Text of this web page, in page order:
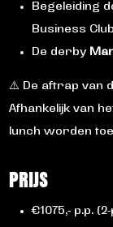
Begeleiding
Business
De derby
⚠️ De aftrap van
Afhankelijk van
lunch worden
PRIJS
€1075,- p.p.